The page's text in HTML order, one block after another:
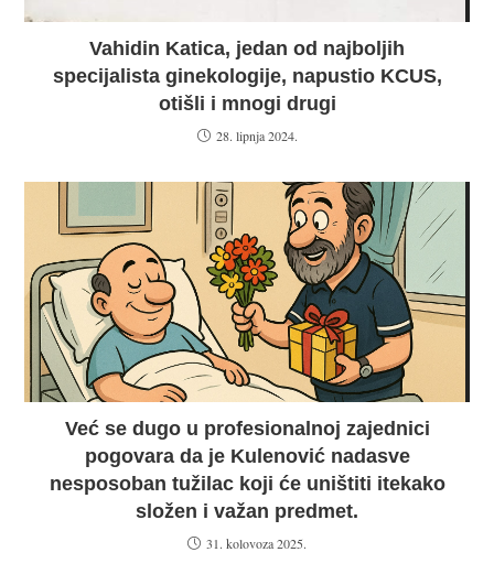
Vahidin Katica, jedan od najboljih
specijalista ginekologije, napustio KCUS,
otišli i mnogi drugi
28. lipnja 2024.
Već se dugo u profesionalnoj zajednici
pogovara da je Kulenović nadasve
nesposoban tužilac koji će uništiti itekako
složen i važan predmet.
31. kolovoza 2025.